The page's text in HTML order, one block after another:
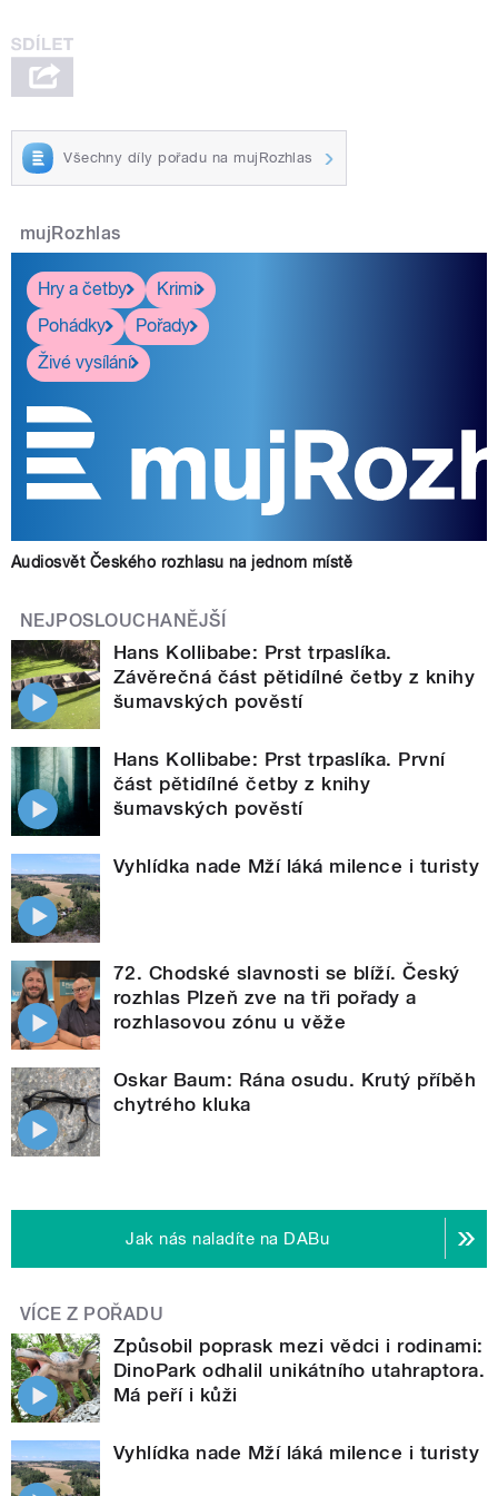
Všechny díly pořadu na mujRozhlas
mujRozhlas
Hry a četby
Krimi
Pohádky
Pořady
Živé vysílání
Audiosvět Českého rozhlasu na jednom místě
NEJPOSLOUCHANĚJŠÍ
Hans Kollibabe: Prst trpaslíka.
Závěrečná část pětidílné četby z knihy
šumavských pověstí
Hans Kollibabe: Prst trpaslíka. První
část pětidílné četby z knihy
šumavských pověstí
Vyhlídka nade Mží láká milence i turisty
72. Chodské slavnosti se blíží. Český
rozhlas Plzeň zve na tři pořady a
rozhlasovou zónu u věže
Oskar Baum: Rána osudu. Krutý příběh
chytrého kluka
Jak nás naladíte na DABu
VÍCE Z POŘADU
Způsobil poprask mezi vědci i rodinami:
DinoPark odhalil unikátního utahraptora.
Má peří i kůži
Vyhlídka nade Mží láká milence i turisty